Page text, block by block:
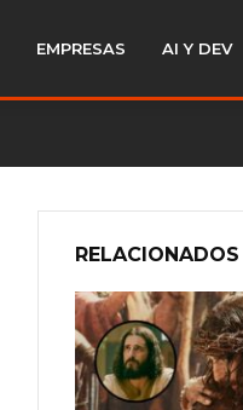
EMPRESAS AI Y DEV
RELACIONADOS